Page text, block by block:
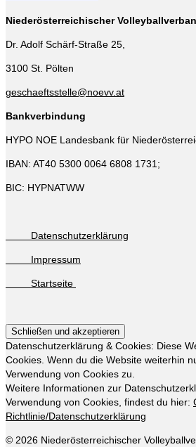
Niederösterreichischer
Dr. Adolf Schärf-Straße 25,
3100 St. Pölten
geschaeftsstelle@noevv.at
Bankverbindung
HYPO NOE Landesbank für
IBAN: AT40 5300 0064 6808 1731;
BIC: HYPNATWW
Datenschutzerklärung
Impressum
Startseite
Datenschutzerklärung & Cookies: Diese
Cookies. Wenn du die Website weiterhin
Verwendung von Cookies zu.
Weitere Informationen zur
Verwendung von Cookies, findest du hier:
Richtlinie/Datenschutzerklärung
© 2026 Niederösterreichischer